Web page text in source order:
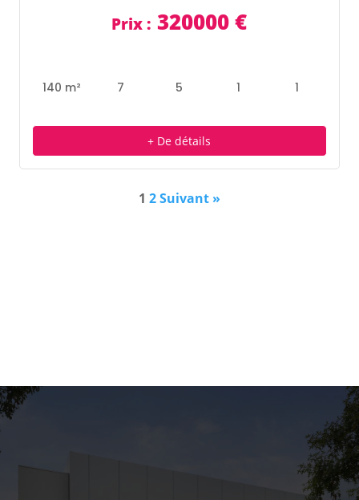
Prix : 320000€
140 m² 7 5 1 1
+ De détails
1 2Suivant »